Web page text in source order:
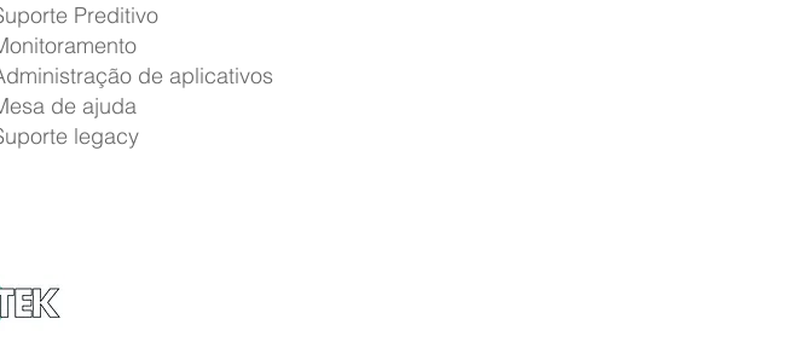
Preditivo
de aplicativos
de ajuda
legacy